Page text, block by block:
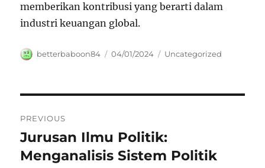
memberikan kontribusi yang berarti dalam
industri keuangan global.
Author
betterbaboon84
Posted
04/01/2024 Categories
Uncategorized
pos
PREVIOUS
Previous
post:
Jurusan Ilmu Politik:
Menganalisis Sistem Politik